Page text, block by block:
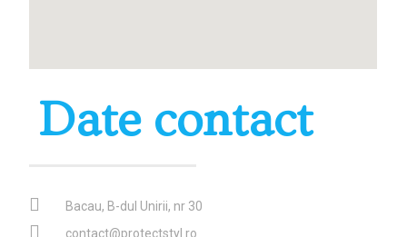
Date contact
Bacau, B-dul Unirii, nr 30
contact@protectstyl.ro